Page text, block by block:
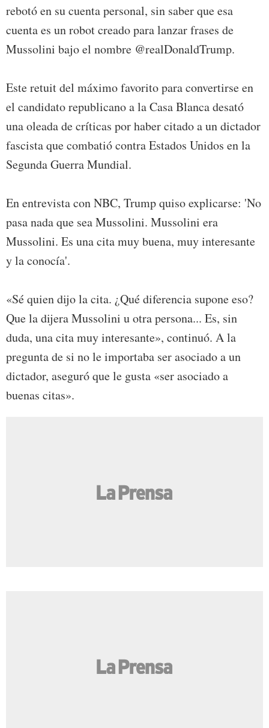
rebotó en su cuenta personal, sin saber que esa
cuenta es un robot creado para lanzar frases de
Mussolini bajo el nombre @realDonaldTrump.
Este retuit del máximo favorito para convertirse en
el candidato republicano a la Casa Blanca desató
una oleada de críticas por haber citado a un dictador
fascista que combatió contra Estados Unidos en la
Segunda Guerra Mundial.
En entrevista con NBC, Trump quiso explicarse: 'No
pasa nada que sea Mussolini. Mussolini era
Mussolini. Es una cita muy buena, muy interesante
y la conocía'.
«Sé quien dijo la cita. ¿Qué diferencia supone eso?
Que la dijera Mussolini u otra persona... Es, sin
duda, una cita muy interesante», continuó. A la
pregunta de si no le importaba ser asociado a un
dictador, aseguró que le gusta «ser asociado a
buenas citas».